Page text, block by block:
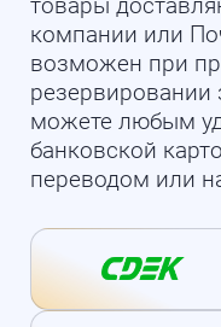
товары
компании или
возможен при
резервировании
можете любым
банковской
переводом или